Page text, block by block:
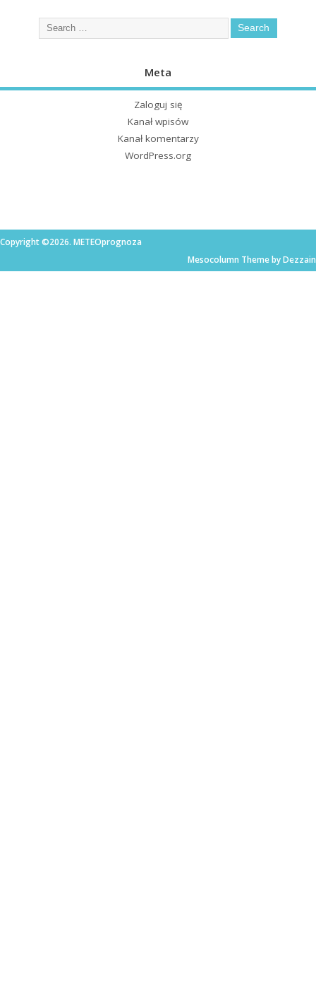
Meta
Zaloguj się
Kanał wpisów
Kanał komentarzy
WordPress.org
Copyright ©2026. METEOprognoza
Mesocolumn Theme by Dezzain